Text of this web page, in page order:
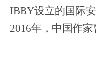
IBBY设立的国际
2016年，中国作